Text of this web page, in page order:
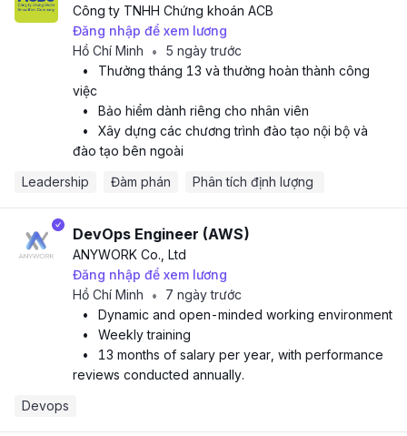
Công ty TNHH Chứng khoán ACB
Đăng nhập để xem lương
Hồ Chí Minh
•
5 ngày trước
•
Thưởng tháng 13 và thưởng hoàn thành công
việc
•
Bảo hiểm dành riêng cho nhân viên
•
Xây dựng các chương trình đào tạo nội bộ và
đào tạo bên ngoài
Leadership
Đàm phán Phân tích định lượng
DevOps Engineer (AWS)
ANYWORK Co., Ltd
Đăng nhập để xem lương
Hồ Chí Minh
•
7 ngày trước
•
Dynamic and open-minded working environment
•
Weekly training
•
13 months of salary per year, with performance
reviews conducted annually.
Devops